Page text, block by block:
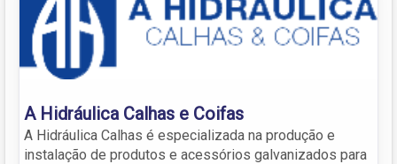
A Hidráulica Calhas e Coifas
A Hidráulica Calhas é especializada na produção e
instalação de produtos e acessórios galvanizados para